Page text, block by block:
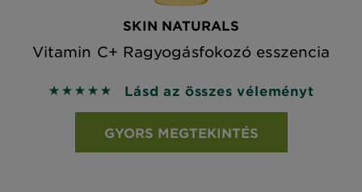
SKIN NATURALS
Vitamin C+ Ragyogásfokozó esszencia
5 out of 5 stars based on reviews
Lásd az összes véleményt
GYORS MEGTEKINTÉS